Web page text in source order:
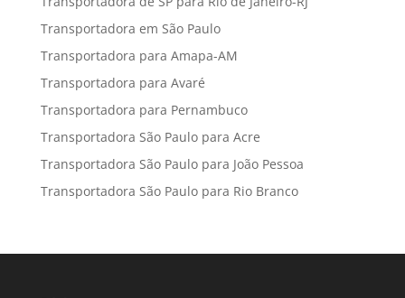
Transportadora em São Paulo
Transportadora para Amapa-AM
Transportadora para Avaré
Transportadora para Pernambuco
Transportadora São Paulo para Acre
Transportadora São Paulo para João Pessoa
Transportadora São Paulo para Rio Branco